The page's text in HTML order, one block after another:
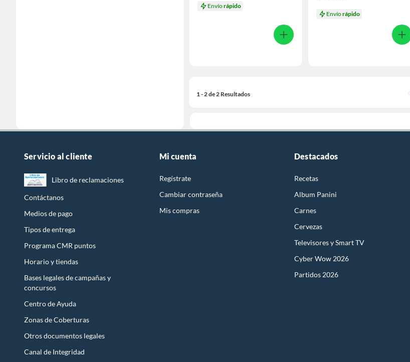
Envíorápido
Envíorápido
1 - 2 de 2 Resultados
Servicio al cliente
Libro de reclamaciones
Contáctanos
Medios de pago
Tipos de entrega
Programa CMR puntos
Horario y tiendas
Bases legales de campañas y
concursos
Centro de Ayuda
Zonas de Coberturas
Otros documentos legales
Canal de Integridad
Mi cuenta
Regístrate
Cambiar contraseña
Mis compras
Destacados
Recetas
Album Panini
Carnes
Cervezas
Televisores y Smart TV
Cyber Wow 2026
Partidos 2026